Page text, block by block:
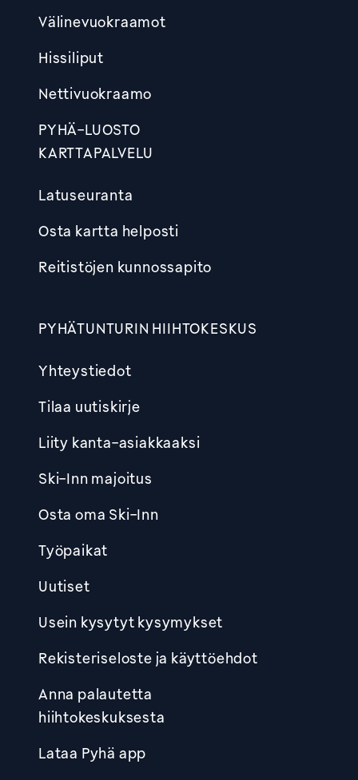
Välinevuokraamot
Hissiliput
Nettivuokraamo
PYHÄ-LUOSTO
KARTTAPALVELU
Latuseuranta
Osta kartta helposti
Reitistöjen kunnossapito
PYHÄTUNTURIN HIIHTOKESKUS
Yhteystiedot
Tilaa uutiskirje
Liity kanta-asiakkaaksi
Ski-Inn majoitus
Osta oma Ski-Inn
Työpaikat
Uutiset
Usein kysytyt kysymykset
Rekisteriseloste ja käyttöehdot
Anna palautetta
hiihtokeskuksesta
Lataa Pyhä app